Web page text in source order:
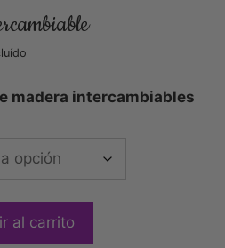
madera intercambiables
al carrito